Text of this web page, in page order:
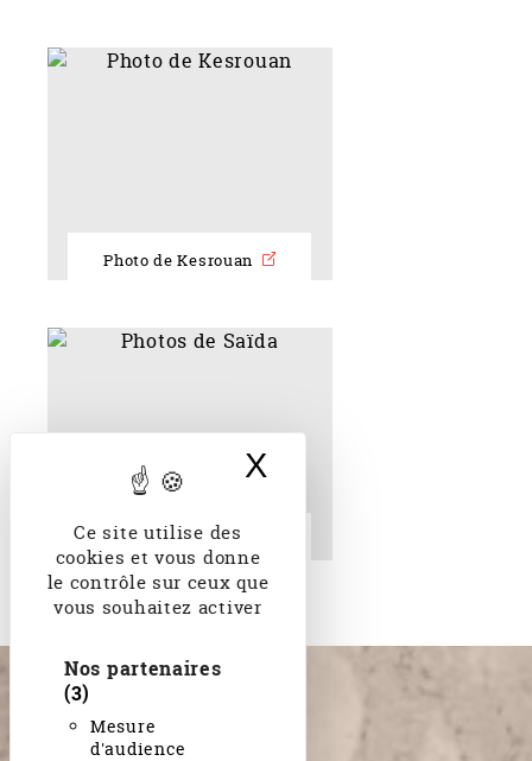
Ce site utilise des
cookies et vous donne
le contrôle sur ceux que
vous souhaitez activer
Nos partenaires
(3)
Mesure
d'audience
X
Photo de Kesrouan
Photos de Saïda